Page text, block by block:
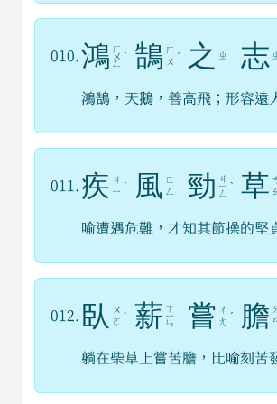
010. 鴻 ㄏ
ㄨ
ㄥ
ˊ 鵠 ㄏ
ㄨ ˊ 之 ㄓ 志
鴻鵠，天鵝，善高飛；形容遠
011. 疾 ㄐ
ㄧ ˊ 風 ㄈ
ㄥ
勁 ㄐ
ㄧ
ㄥ
ˋ 草
喻遭遇危難，才知其節操的堅
012. 臥
ㄨ
ㄛ ˋ 薪 ㄒ
ㄧ
ㄣ 嘗 ㄔ
ㄤ ˊ 膽
躺在柴草上嘗苦膽，比喻刻苦